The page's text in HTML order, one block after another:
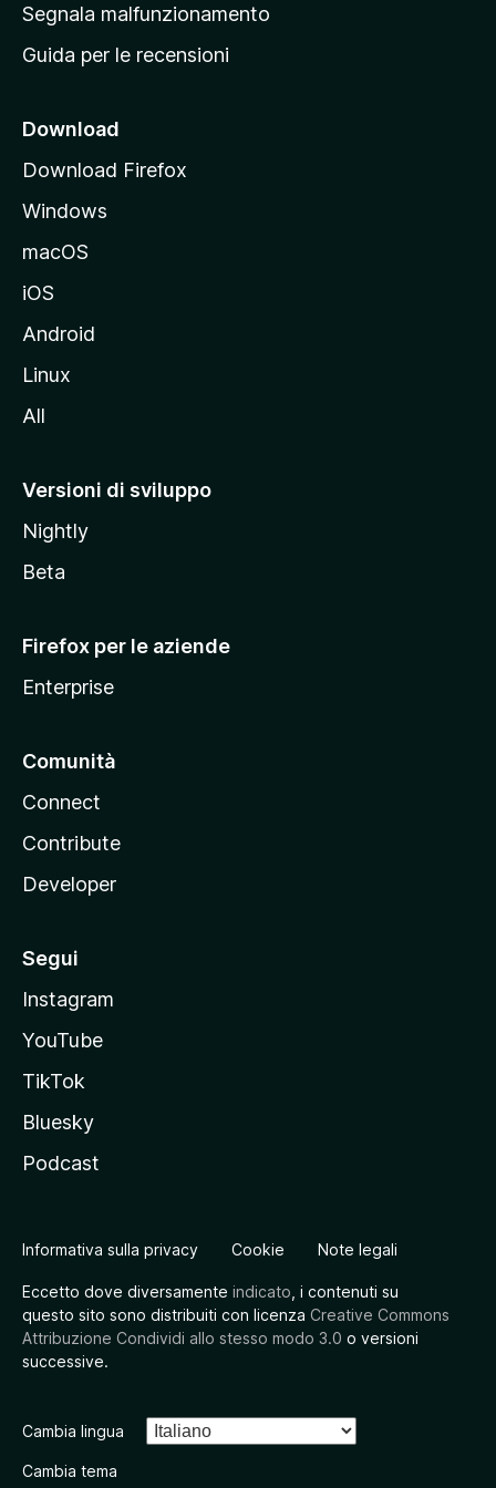
i
n
i
a
l
e
l
t
M
z
i
a
Segnala malfunzionamento
Guida per le recensioni
Download
Download Firefox
Windows
macOS
iOS
Android
Linux
All
Versioni di sviluppo
Nightly
Beta
Firefox per le aziende
Enterprise
Comunità
Connect
Contribute
Developer
Segui
Instagram
YouTube
TikTok
Bluesky
Podcast
Informativa sulla privacy Cookie Note legali
Eccetto dove diversamente indicato , i contenuti su
questo sito sono distribuiti con licenza Creative Commons
Attribuzione Condividi allo stesso modo 3.0 o versioni
successive.
Cambia lingua
Cambia tema